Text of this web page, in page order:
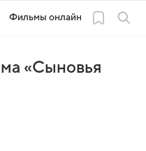
Фильмы онлайн
«Сыновья